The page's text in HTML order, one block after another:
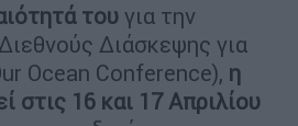
του για την
Διάσκεψης για
Ocean Conference), η
στις 16 και 17 Απριλίου